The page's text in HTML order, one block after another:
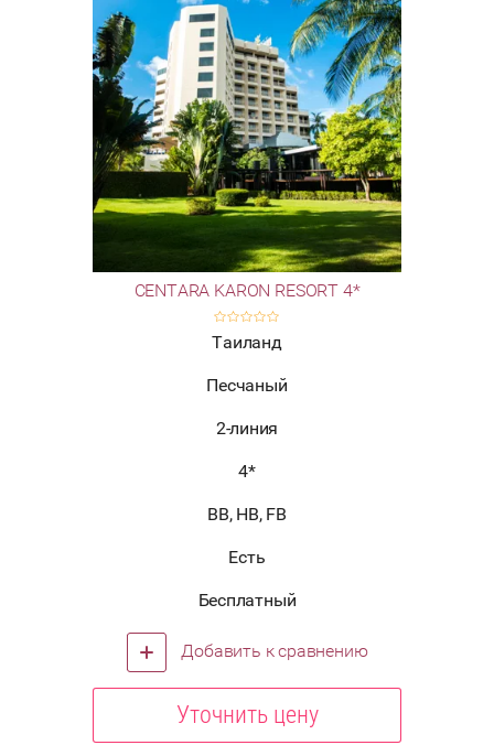
CENTARA KARON RESORT 4*
Таиланд
Песчаный
2-линия
4*
BB, HB, FB
Есть
Бесплатный
Добавить к сравнению
Уточнить цену